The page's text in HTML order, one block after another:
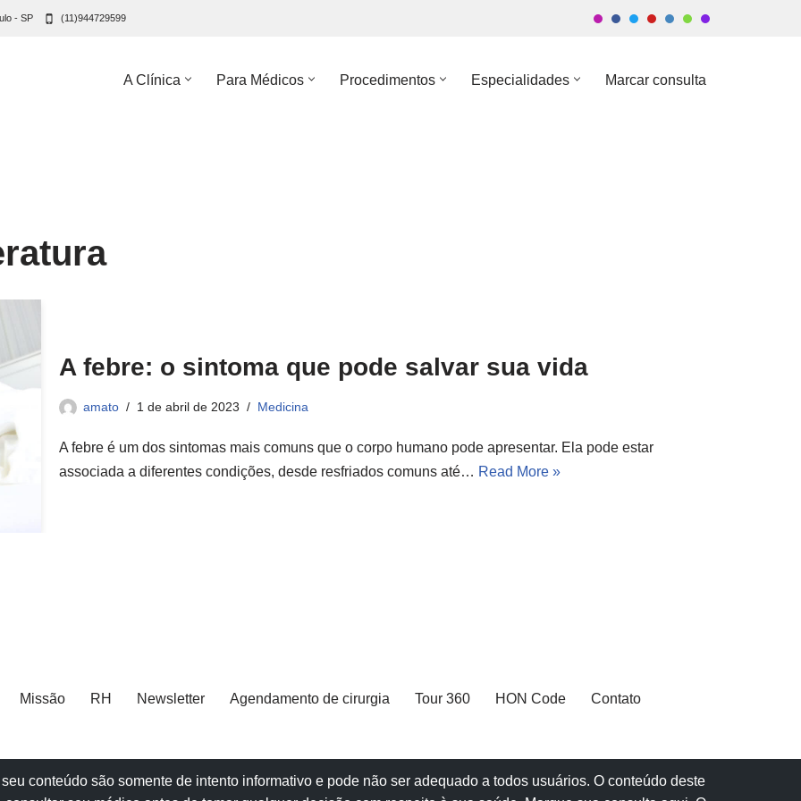
- SP (11)944729599
A Clínica Para Médicos Procedimentos Especialidades Marcar consulta
A febre: o sintoma que pode salvar sua vida
amato 1 de abril de 2023 Medicina
A febre é um dos sintomas mais comuns que o corpo humano pode apresentar. Ela pode estar
associada a diferentes condições, desde resfriados comuns até… Read More »
Missão RH Newsletter Agendamento de cirurgia Tour 360 HON Code Contato
conteúdo são somente de intento informativo e pode não ser adequado a todos usuários. O conteúdo deste